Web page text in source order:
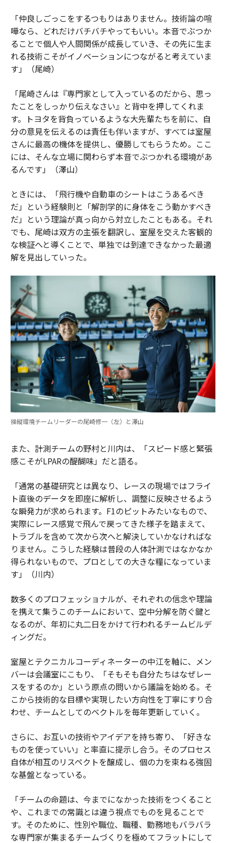
「仲良しごっこをするつもりはありません。技術論の喧
嘩なら、どれだけバチバチやってもいい。本音でぶつか
ることで個人や人間関係が成長していき、その先に生ま
れる技術こそがイノベーションにつながると考えていま
す」（尾崎）
「尾崎さんは『専門家として入っているのだから、思っ
たことをしっかり伝えなさい』と背中を押してくれま
す。トヨタを背負っているような大先輩たちを前に、自
分の意見を伝えるのは責任も伴いますが、すべては室屋
さんに最高の機体を提供し、優勝してもらうため。ここ
には、そんな立場に関わらず本音でぶつかれる環境があ
るんです」（澤山）
ときには、「飛行機や自動車のシートはこうあるべき
だ」という経験則と「解剖学的に身体をこう動かすべき
だ」という理論が真っ向から対立したこともある。それ
でも、尾崎は双方の主張を翻訳し、室屋を交えた客観的
な検証へと導くことで、単独では到達できなかった最適
解を見出していった。
操縦環境チームリーダーの尾崎修一（左）と澤山
また、計測チームの野村と川内は、「スピード感と緊張
感こそがLPARの醍醐味」だと語る。
「通常の基礎研究とは異なり、レースの現場ではフライ
ト直後のデータを即座に解析し、調整に反映させるよう
な瞬発力が求められます。F1のピットみたいなもので、
実際にレース感覚で飛んで戻ってきた様子を踏まえて、
トラブルを含めて次から次へと解決していかなければな
りません。こうした経験は普段の人体計測ではなかなか
得られないもので、プロとしての大きな糧になっていま
す」（川内）
数多くのプロフェッショナルが、それぞれの信念や理論
を携えて集うこのチームにおいて、空中分解を防ぐ鍵と
なるのが、年初に丸二日をかけて行われるチームビルデ
ィングだ。
室屋とテクニカルコーディネーターの中江を軸に、メン
バーは会議室にこもり、「そもそも自分たちはなぜレー
スをするのか」という原点の問いから議論を始める。そ
こから技術的な目標や実現したい方向性を丁寧にすり合
わせ、チームとしてのベクトルを毎年更新していく。
さらに、お互いの技術やアイデアを持ち寄り、「好きな
ものを使っていい」と率直に提示し合う。そのプロセス
自体が相互のリスペクトを醸成し、個の力を束ねる強固
な基盤となっている。
「チームの命題は、今までになかった技術をつくること
や、これまでの常識とは違う視点でものを見ることで
す。そのために、性別や職位、職種、勤務地もバラバラ
な専門家が集まるチームづくりを極めてフラットにして